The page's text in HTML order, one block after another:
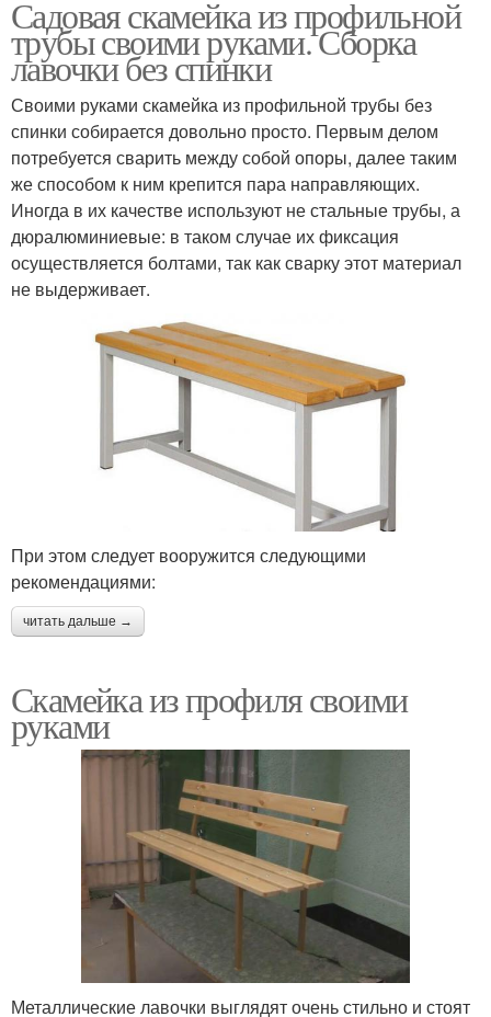
Садовая скамейка из профильной
трубы своими руками. Сборка
лавочки без спинки
Своими руками скамейка из профильной трубы без
спинки собирается довольно просто. Первым делом
потребуется сварить между собой опоры, далее таким
же способом к ним крепится пара направляющих.
Иногда в их качестве используют не стальные трубы, а
дюралюминиевые: в таком случае их фиксация
осуществляется болтами, так как сварку этот материал
не выдерживает.
При этом следует вооружится следующими
рекомендациями:
читать дальше →
Скамейка из профиля своими
руками
Металлические лавочки выглядят очень стильно и стоят